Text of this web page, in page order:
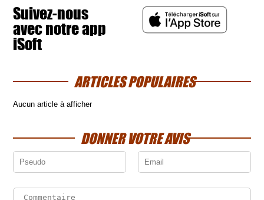
Suivez-nous
avec notre app
iSoft
ARTICLES POPULAIRES
Aucun article à afficher
DONNER VOTRE AVIS